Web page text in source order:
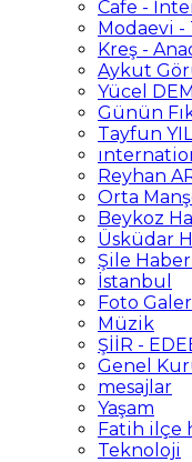
Cafe -
Modaevi -
Kreş -
Aykut
Yücel
Günün
Tayfun
Reyhan
Orta
Beykoz
Üsküdar
Şile
İstanbul
Foto
Müzik
ŞİİR -
Genel
mesajlar
Yaşam
Fatih ilçe
Teknoloji